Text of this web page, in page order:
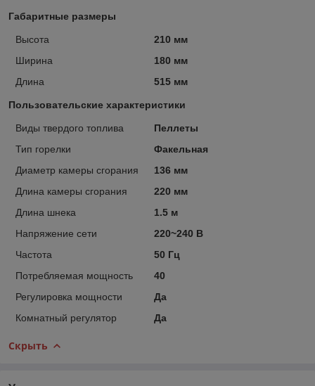
Габаритные размеры
Высота
210 мм
Ширина
180 мм
Длина
515 мм
Пользовательские характеристики
Виды твердого топлива
Пеллеты
Тип горелки
Факельная
Диаметр камеры сгорания
136 мм
Длина камеры сгорания
220 мм
Длина шнека
1.5 м
Напряжение сети
220~240 В
Частота
50 Гц
Потребляемая мощность
40
Регулировка мощности
Да
Комнатный регулятор
Да
Скрыть